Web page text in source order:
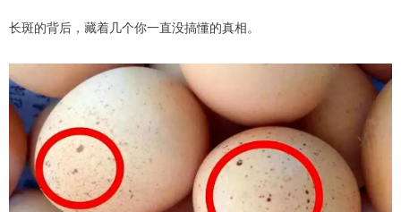
长斑的背后，藏着几个你一直没搞懂的真相。